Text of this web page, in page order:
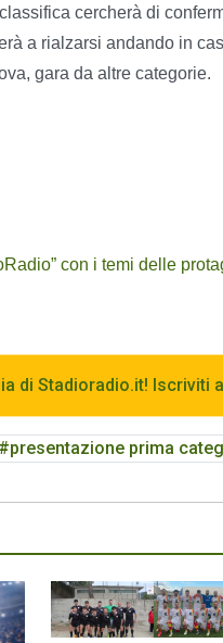
cercherà di
a rialzarsi andando in
gara da altre categorie.
con i temi delle
di Stadioradio.it! Iscriviti
presentazione prima